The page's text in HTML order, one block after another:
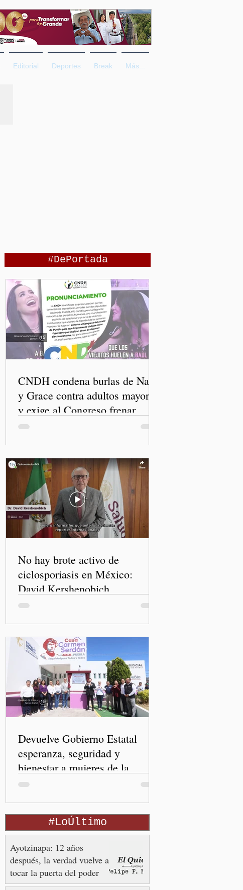
Editorial Deportes Break Más...
#DePortada
CNDH condena burlas de Nay
y Grace contra adultos mayores
y exige al Congreso frenar
discursos discriminatorios
No hay brote activo de
ciclosporiasis en México:
David Kershenobich
Devuelve Gobierno Estatal
esperanza, seguridad y
bienestar a mujeres de la
periferia urbana
#LoÚltimo
Ayotzinapa: 12 años
después, la verdad vuelve a
tocar la puerta del poder